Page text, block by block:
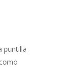
puntilla